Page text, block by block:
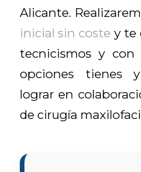
Alicante.
inicial sin coste y te
tecnicismos y con
opciones tienes
lograr en
de cirugía